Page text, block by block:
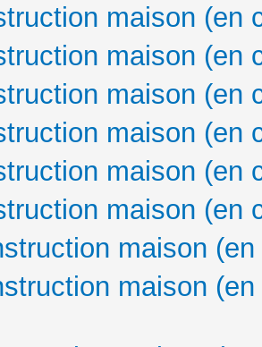
maison (en
maison (en
maison (en
maison (en
maison (en
maison (en
maison
maison